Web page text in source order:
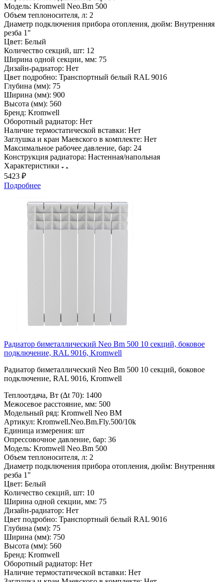
Модель: Kromwell Neo.Bm 500
Объем теплоносителя, л: 2
Диаметр подключения прибора отопления, дюйм: Внутренняя
резба 1"
Цвет: Белый
Количество секций, шт: 12
Ширина одной секции, мм: 75
Дизайн-радиатор: Нет
Цвет подробно: Транспортный белый RAL 9016
Глубина (мм): 75
Ширина (мм): 900
Высота (мм): 560
Бренд: Kromwell
Оборотный радиатор: Нет
Наличие термостатической вставки: Нет
Заглушка и кран Маевского в комплекте: Нет
Максимальное рабочее давление, бар: 24
Конструкция радиатора: Настенная/напольная
Характеристики
5423 ₽
Подробнее
Радиатор биметаллический Neo Bm 500 10 секций, боковое
подключение, RAL 9016, Kromwell
Радиатор биметаллический Neo Bm 500 10 секций, боковое
подключение, RAL 9016, Kromwell
Теплоотдача, Вт (∆t 70): 1400
Межосевое расстояние, мм: 500
Модельный ряд: Kromwell Neo BM
Артикул: Kromwell.Neo.Bm.Fly.500/10k
Единица измерения: шт
Опрессовочное давление, бар: 36
Модель: Kromwell Neo.Bm 500
Объем теплоносителя, л: 2
Диаметр подключения прибора отопления, дюйм: Внутренняя
резба 1"
Цвет: Белый
Количество секций, шт: 10
Ширина одной секции, мм: 75
Дизайн-радиатор: Нет
Цвет подробно: Транспортный белый RAL 9016
Глубина (мм): 75
Ширина (мм): 750
Высота (мм): 560
Бренд: Kromwell
Оборотный радиатор: Нет
Наличие термостатической вставки: Нет